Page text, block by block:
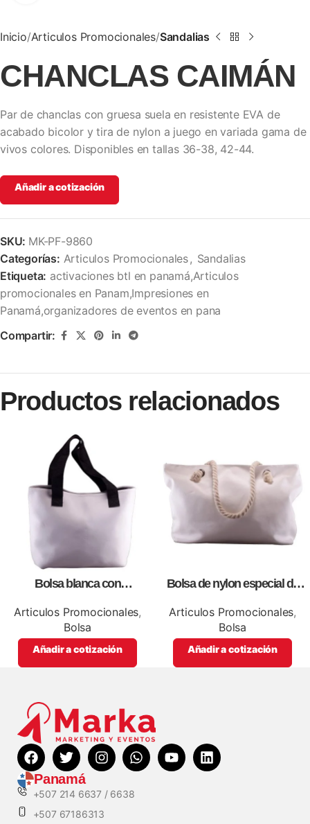
Inicio Articulos Promocionales Sandalias
CHANCLAS CAIMÁN
Par de chanclas con gruesa suela en resistente EVA de
acabado bicolor y tira de nylon a juego en variada gama de
vivos colores. Disponibles en tallas 36-38, 42-44.
Añadir a cotización
SKU: MK-PF-9860
Categorías: Articulos Promocionales , Sandalias
Etiqueta: activaciones btl en panamá,Articulos
promocionales en Panam,Impresiones en
Panamá,organizadores de eventos en pana
Compartir:
Productos relacionados
Bolsa blanca con
promocionales
Articulos Promocionales,
Bolsa
Añadir a cotización
Bolsa de nylon especial de
con impresión full color.
Articulos Promocionales,
Bolsa
Añadir a cotización
Panamá
+507 214 6637 / 6638
+507 67186313